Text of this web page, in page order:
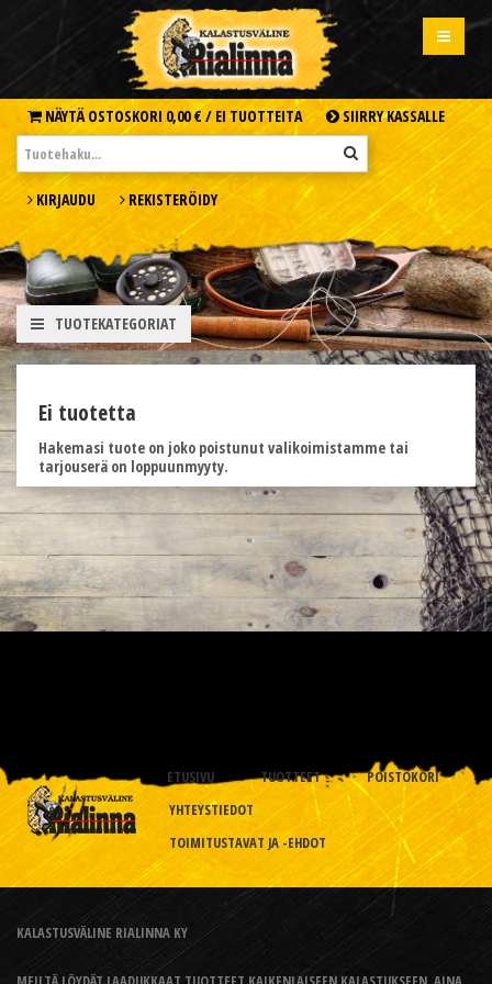
NÄYTÄ OSTOSKORI 0,00 € / EI TUOTTEITA SIIRRY KASSALLE
KIRJAUDU REKISTERÖIDY
TUOTEKATEGORIAT
Ei tuotetta
Hakemasi tuote on joko poistunut valikoimistamme tai
tarjouserä on loppuunmyyty.
ETUSIVU TUOTTEET
POISTOKORI
YHTEYSTIEDOT
TOIMITUSTAVAT JA -EHDOT
KALASTUSVÄLINE RIALINNA KY